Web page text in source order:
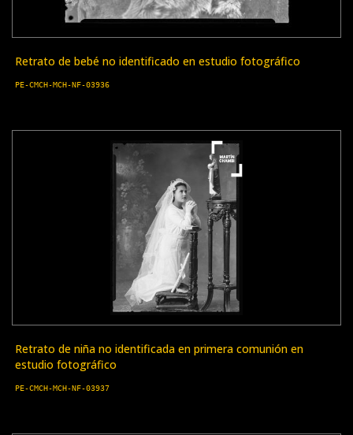
Retrato de bebé no identificado en estudio fotográfico
PE-CMCH-MCH-NF-03936
Retrato de niña no identificada en primera comunión en
estudio fotográfico
PE-CMCH-MCH-NF-03937